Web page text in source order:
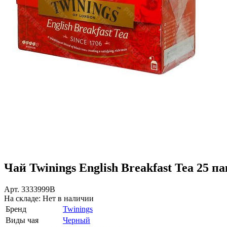
Чай Twinings English Breakfast Tea 25
Арт. 3333999В
На складе: Нет в наличии
Бренд
Twinings
Виды чая
Черный